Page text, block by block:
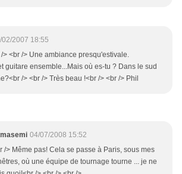
02/2007 18:55
> <br /> Une ambiance presqu'estivale.
guitare ensemble...Mais où es-tu ? Dans le sud
/> <br /> Très beau !<br /> <br /> Phil
04/07/2008 15:52
/> Même pas! Cela se passe à Paris, sous mes
où une équipe de tournage tourne ... je ne